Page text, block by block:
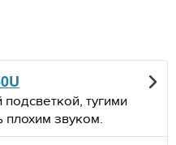
тугими
плохим звуком.